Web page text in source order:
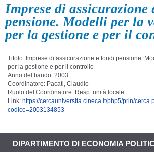
Imprese di assicurazione
pensione. Modelli per la
per la gestione e per il
Titolo: Imprese di assicurazione e fondi pensione.
per la gestione e per il controllo
Anno del bando: 2003
Coordinatore: Pacati, Claudio
Ruolo del Coordinatore: Resp. unità locale
Link: https://cercauniversita.cineca.it/php5/prin/
codice=2003134853
DIPARTIMENTO DI ECONOMIA